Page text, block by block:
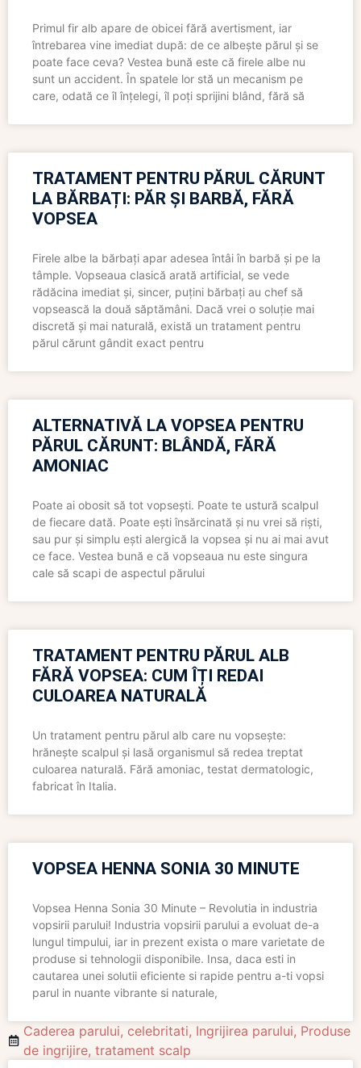
Primul fir alb apare de obicei fără avertisment, iar
întrebarea vine imediat după: de ce albește părul și se
poate face ceva? Vestea bună este că firele albe nu
sunt un accident. În spatele lor stă un mecanism pe
care, odată ce îl înțelegi, îl poți sprijini blând, fără să
TRATAMENT PENTRU PĂRUL CĂRUNT
LA BĂRBAȚI: PĂR ȘI BARBĂ, FĂRĂ
VOPSEA
Firele albe la bărbați apar adesea întâi în barbă și pe la
tâmple. Vopseaua clasică arată artificial, se vede
rădăcina imediat și, sincer, puțini bărbați au chef să
vopsească la două săptămâni. Dacă vrei o soluție mai
discretă și mai naturală, există un tratament pentru
părul cărunt gândit exact pentru
ALTERNATIVĂ LA VOPSEA PENTRU
PĂRUL CĂRUNT: BLÂNDĂ, FĂRĂ
AMONIAC
Poate ai obosit să tot vopsești. Poate te ustură scalpul
de fiecare dată. Poate ești însărcinată și nu vrei să riști,
sau pur și simplu ești alergică la vopsea și nu ai mai avut
ce face. Vestea bună e că vopseaua nu este singura
cale să scapi de aspectul părului
TRATAMENT PENTRU PĂRUL ALB
FĂRĂ VOPSEA: CUM ÎȚI REDAI
CULOAREA NATURALĂ
Un tratament pentru părul alb care nu vopsește:
hrănește scalpul și lasă organismul să redea treptat
culoarea naturală. Fără amoniac, testat dermatologic,
fabricat în Italia.
VOPSEA HENNA SONIA 30 MINUTE
Vopsea Henna Sonia 30 Minute – Revolutia in industria
vopsirii parului! Industria vopsirii parului a evoluat de-a
lungul timpului, iar in prezent exista o mare varietate de
produse si tehnologii disponibile. Insa, daca esti in
cautarea unei solutii eficiente si rapide pentru a-ti vopsi
parul in nuante vibrante si naturale,
Caderea parului, celebritati, Ingrijirea parului, Produse
de ingrijire, tratament scalp